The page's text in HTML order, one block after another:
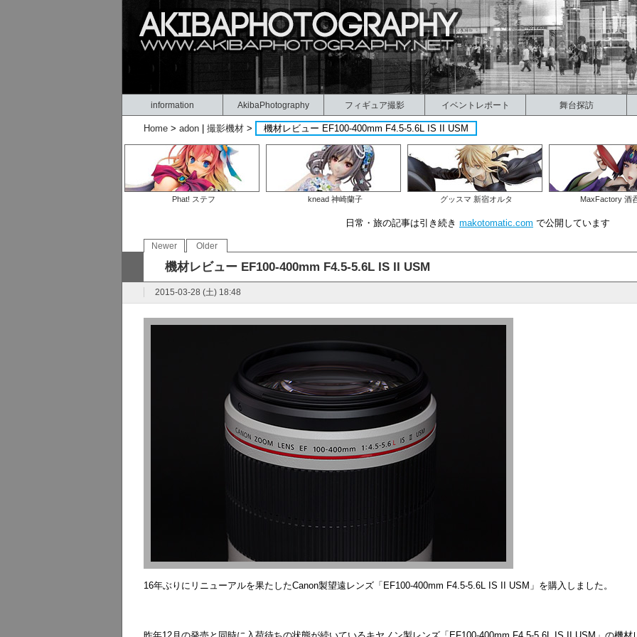
information AkibaPhotography フィギュア撮影 イベントレポート 舞台探訪
Home > adon 撮影機材 > 機材レビュー EF100-400mm F4.5-5.6L IS II USM
Phat! ステフ knead 神崎蘭子 グッスマ 新宿オルタ MaxFactory 酒
日常・旅の記事は引き続き makotomatic.com で公開しています
Newer Older
機材レビュー EF100-400mm F4.5-5.6L IS II USM
2015-03-28 (土) 18:48
16年ぶりにリニューアルを果たしたCanon製望遠レンズ「EF100-400mm F4.5-5.6L IS II USM」を購入しました。